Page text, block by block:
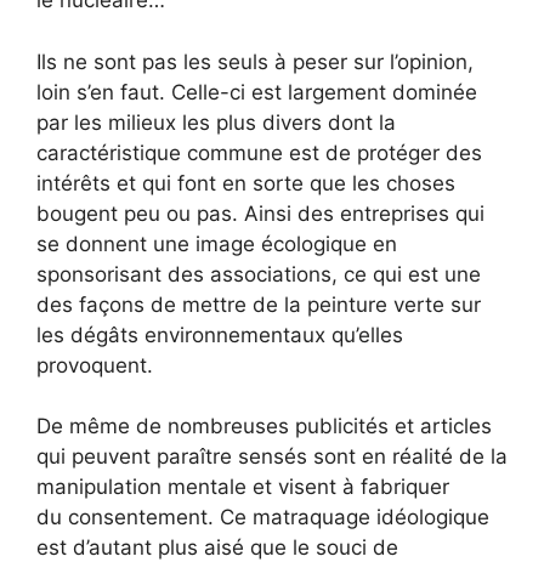
Ils ne sont pas les seuls à peser sur l’opinion,
loin s’en faut. Celle-ci est largement dominée
par les milieux les plus divers dont la
caractéristique commune est de protéger des
intérêts et qui font en sorte que les choses
bougent peu ou pas. Ainsi des entreprises qui
se donnent une image écologique en
sponsorisant des associations, ce qui est une
des façons de mettre de la peinture verte sur
les dégâts environnementaux qu’elles
provoquent.
De même de nombreuses publicités et articles
qui peuvent paraître sensés sont en réalité de la
manipulation mentale et visent à fabriquer
du consentement. Ce matraquage idéologique
est d’autant plus aisé que le souci de